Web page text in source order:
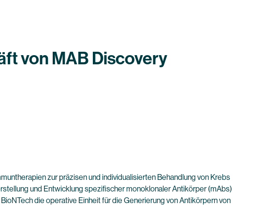
von MAB Discovery
zur präzisen und individualisierten Behandlung von Krebs
und Entwicklung spezifischer monoklonaler Antikörper (mAbs)
die operative Einheit für die Generierung von Antikörpern von